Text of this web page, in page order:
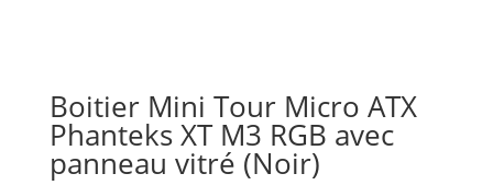
Boitier Mini Tour Micro ATX
Phanteks XT M3 RGB avec
panneau vitré (Noir)